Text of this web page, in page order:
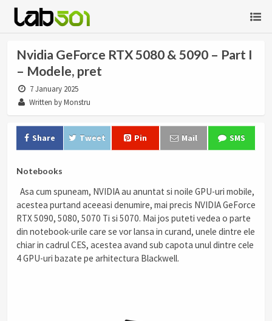
Nvidia GeForce RTX 5080 & 5090 – Part I
– Modele, pret
7 January 2025
Written by Monstru
Share Tweet Pin Mail SMS
Notebooks
Asa cum spuneam, NVIDIA au anuntat si noile GPU-uri mobile,
acestea purtand aceeasi denumire, mai precis NVIDIA GeForce
RTX 5090, 5080, 5070 Ti si 5070. Mai jos puteti vedea o parte
din notebook-urile care se vor lansa in curand, unele dintre ele
chiar in cadrul CES, acestea avand sub capota unul dintre cele
4 GPU-uri bazate pe arhitectura Blackwell.